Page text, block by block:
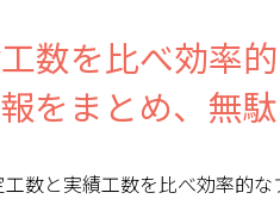
数を比べ効率
をまとめ、無
工数と実績工数を比べ効率的